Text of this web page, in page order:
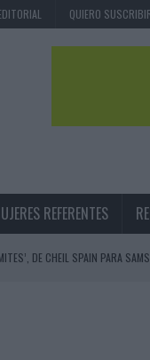
QUIERO
REFERENTES
DE CHEIL SPAIN PARA
DE LA CERVEZA